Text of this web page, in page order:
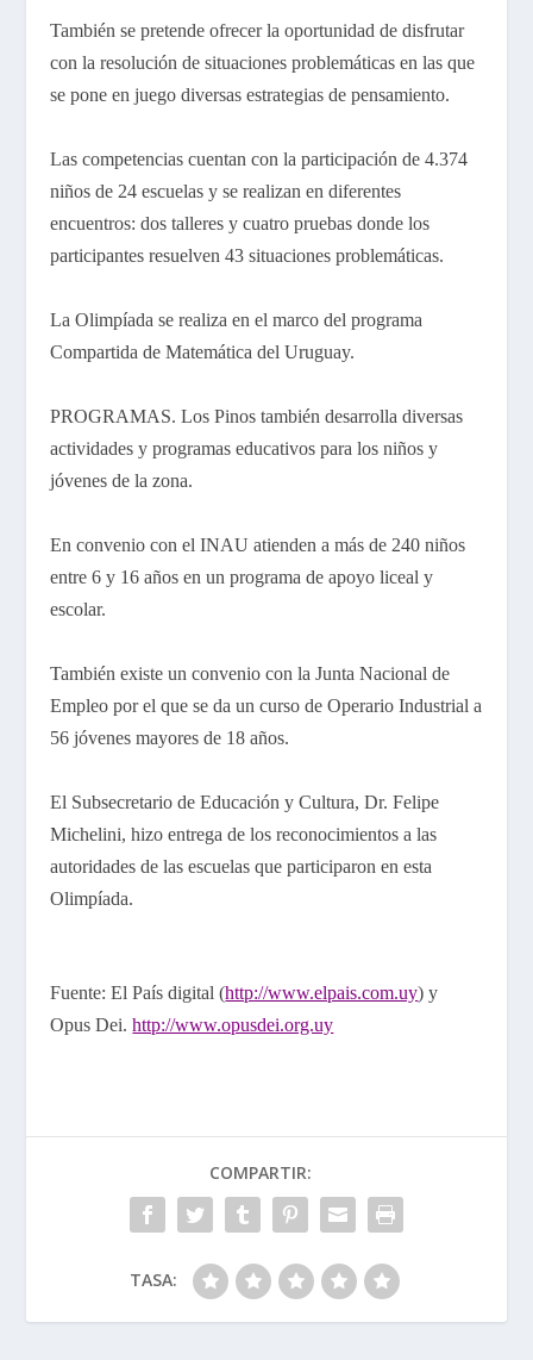
También se pretende ofrecer la oportunidad de disfrutar
con la resolución de situaciones problemáticas en las que
se pone en juego diversas estrategias de pensamiento.
Las competencias cuentan con la participación de 4.374
niños de 24 escuelas y se realizan en diferentes
encuentros: dos talleres y cuatro pruebas donde los
participantes resuelven 43 situaciones problemáticas.
La Olimpíada se realiza en el marco del programa
Compartida de Matemática del Uruguay.
PROGRAMAS. Los Pinos también desarrolla diversas
actividades y programas educativos para los niños y
jóvenes de la zona.
En convenio con el INAU atienden a más de 240 niños
entre 6 y 16 años en un programa de apoyo liceal y
escolar.
También existe un convenio con la Junta Nacional de
Empleo por el que se da un curso de Operario Industrial a
56 jóvenes mayores de 18 años.
El Subsecretario de Educación y Cultura, Dr. Felipe
Michelini, hizo entrega de los reconocimientos a las
autoridades de las escuelas que participaron en esta
Olimpíada.
Fuente: El País digital (http://www.elpais.com.uy) y
Opus Dei.http://www.opusdei.org.uy
COMPARTIR:
TASA: